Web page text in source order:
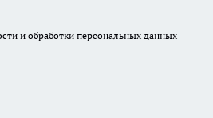
и обработки персональных данных